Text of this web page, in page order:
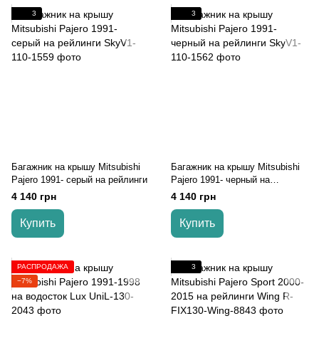
3
Багажник на крышу Mitsubishi
Pajero 1991- серый на рейлинги
4 140 грн
Купить
3
Багажник на крышу Mitsubishi
Pajero 1991- черный на
рейлинги
4 140 грн
Купить
РАСПРОДАЖА
−7%
3